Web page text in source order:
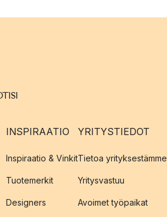
INSPIRAATIO
Inspiraatio & Vinkit
Tuotemerkit
Designers
YRITYSTIEDOT
Tietoa yrityksestämme
Yritysvastuu
Avoimet työpaikat